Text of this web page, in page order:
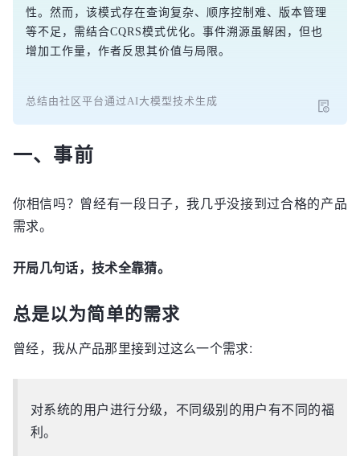
性。然而，该模式存在查询复杂、顺序控制难、版本管理
等不足，需结合CQRS模式优化。事件溯源虽解困，但也
增加工作量，作者反思其价值与局限。
总结由社区平台通过AI大模型技术生成
一、事前
你相信吗？曾经有一段日子，我几乎没接到过合格的产品
需求。
开局几句话，技术全靠猜。
总是以为简单的需求
曾经，我从产品那里接到过这么一个需求:
对系统的用户进行分级，不同级别的用户有不同的福
利。